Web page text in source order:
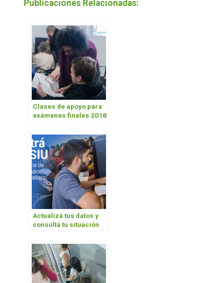
Publicaciones Relacionadas:
Clases de apoyo para
exámenes finales 2018
Actualizá tus datos y
consultá tu situación